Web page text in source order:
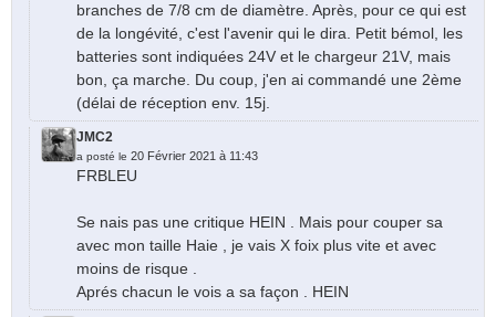
branches de 7/8 cm de diamètre. Après, pour ce qui est
de la longévité, c'est l'avenir qui le dira. Petit bémol, les
batteries sont indiquées 24V et le chargeur 21V, mais
bon, ça marche. Du coup, j'en ai commandé une 2ème
(délai de réception env. 15j.
JMC2
a posté le 20 Février 2021 à 11:43
FRBLEU
Se nais pas une critique HEIN . Mais pour couper sa
avec mon taille Haie , je vais X foix plus vite et avec
moins de risque .
Aprés chacun le vois a sa façon . HEIN